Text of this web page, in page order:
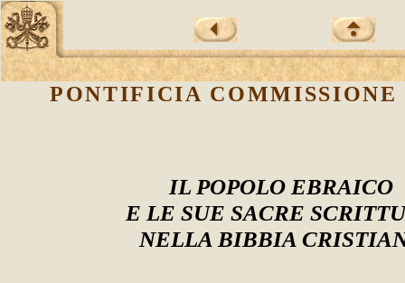
PONTIFICIA
IL POPOLO EBRAICO
E LE SUE SACRE
NELLA BIBBIA